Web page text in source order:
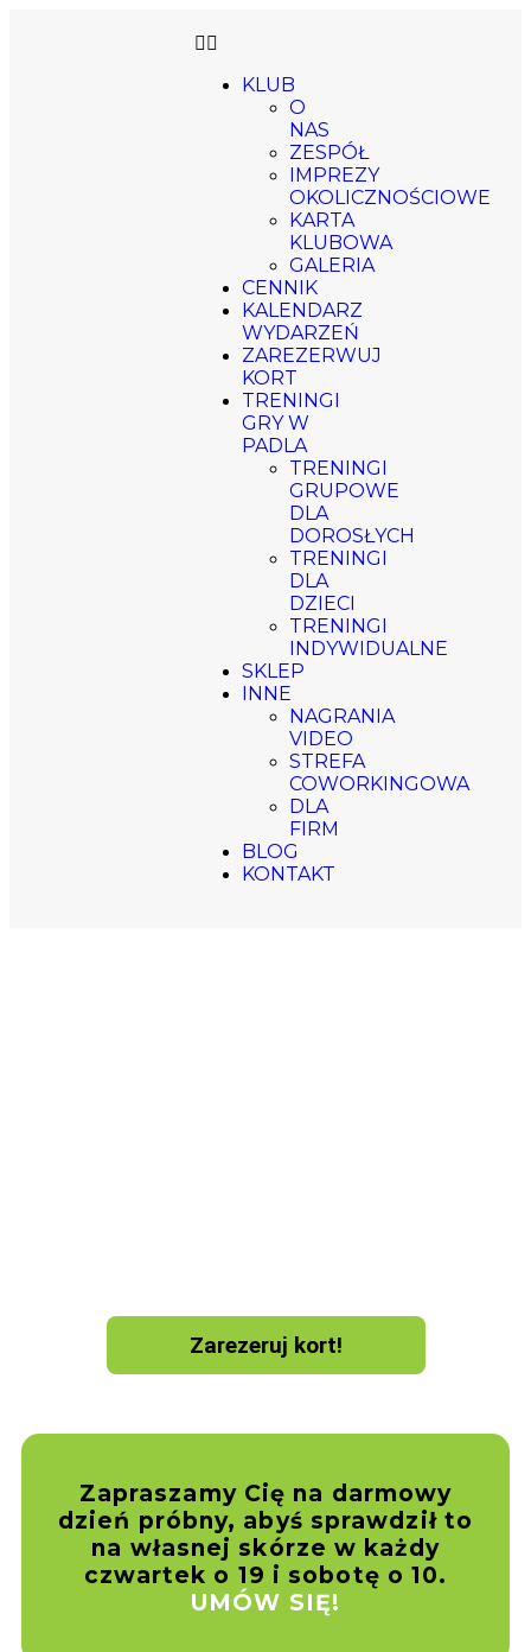
KLUB
O
NAS
ZESPÓŁ
IMPREZY
OKOLICZNOŚCIOWE
KARTA
KLUBOWA
GALERIA
CENNIK
KALENDARZ
WYDARZEŃ
ZAREZERWUJ
KORT
TRENINGI
GRY W
PADLA
TRENINGI
GRUPOWE
DLA
DOROSŁYCH
TRENINGI
DLA
DZIECI
TRENINGI
INDYWIDUALNE
SKLEP
INNE
NAGRANIA
VIDEO
STREFA
COWORKINGOWA
DLA
FIRM
BLOG
KONTAKT
Zarezeruj kort!
Zapraszamy Cię na darmowy
dzień próbny, abyś sprawdził to
na własnej skórze w każdy
czwartek o 19 i sobotę o 10.
UMÓW SIĘ!